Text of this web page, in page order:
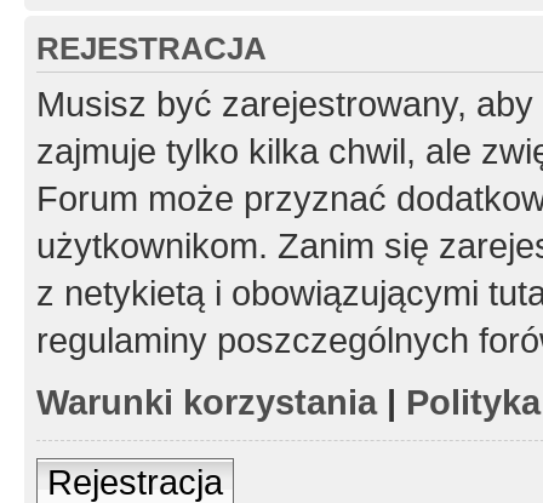
REJESTRACJA
Musisz być zarejestrowany,
zajmuje tylko kilka chwil, ale
Forum może przyznać
użytkownikom. Zanim się
z netykietą i obowiązującymi
regulaminy poszczególnych
Warunki korzystania|
Rejestracja